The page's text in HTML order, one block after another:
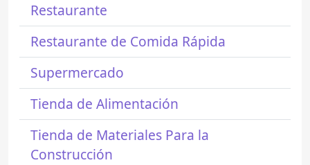
Restaurante
Restaurante de Comida Rápida
Supermercado
Tienda de Alimentación
Tienda de Materiales Para la
Construcción